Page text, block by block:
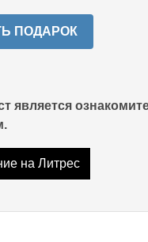
ПОДАРОК
является
на Литрес